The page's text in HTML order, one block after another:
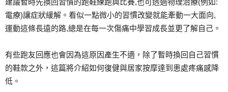
建議暫時先換回習慣的跑鞋練跑與比賽,也可透過物理治療(例如:
電療)讓症狀緩解。看似一點微小的習慣改變就能牽動一大面向,
運動這條長遠的路,總是在每一次傷痛中學習成長並更了解自己。
有些跑友回應也會因為這原因產生不適，除了暫時換回自己習慣
的鞋款之外，這篇將介紹如何復健與居家按摩達到患處疼痛感降
低。